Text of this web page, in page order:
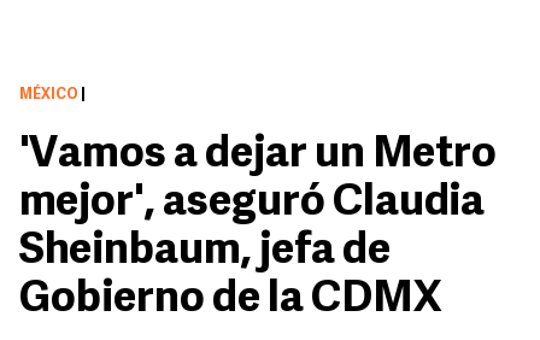
MÉXICO
'Vamos a dejar un Metro
mejor', aseguró Claudia
Sheinbaum, jefa de
Gobierno de la CDMX